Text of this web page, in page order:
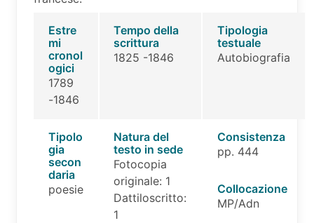
Estre
mi
cronol
ogici
1789
-1846
Tempo della
scrittura
1825 -1846
Tipologia
testuale
Autobiografia
Tipolo
gia
secon
daria
poesie
Natura del
testo in sede
Fotocopia
originale: 1
Dattiloscritto:
1
Consistenza
pp. 444
Collocazione
MP/Adn